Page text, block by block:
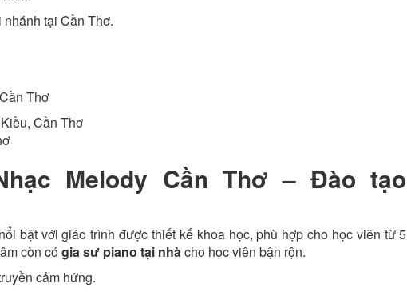
tại Cần Thơ.
Thơ
Cần Thơ
Melody Cần Thơ – Đào tạo
bật với giáo trình được thiết kế khoa học, phù hợp cho học viên từ 5
còn cógia sư piano tại nhàcho học viên bận rộn.
cảm hứng.